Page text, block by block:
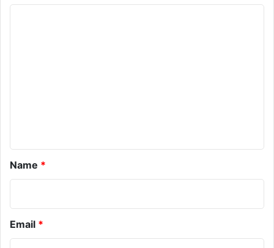
Name *
Email *